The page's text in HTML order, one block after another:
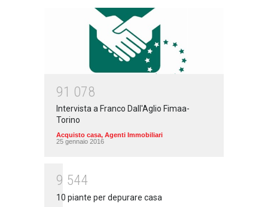
91 078
Intervista a Franco Dall'Aglio Fimaa-
Torino
Acquisto casa, Agenti Immobiliari
25 gennaio 2016
9 544
10 piante per depurare casa